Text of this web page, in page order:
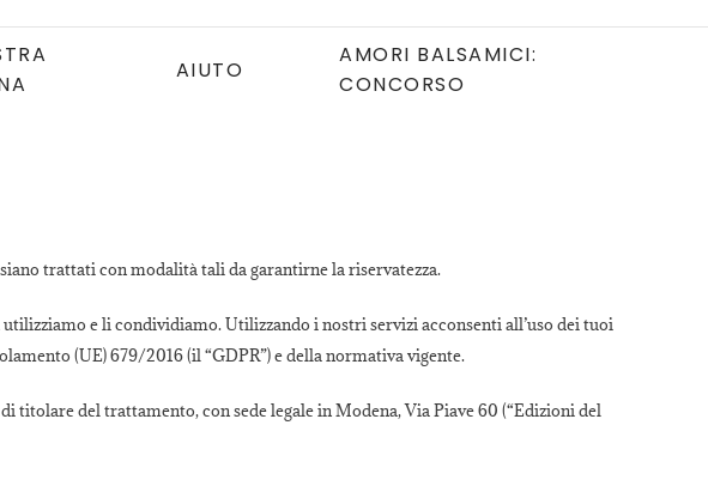
AIUTO
AMORI BALSAMICI:
CONCORSO
trattati con modalità tali da garantirne la riservatezza.
e li condividiamo. Utilizzando i nostri servizi acconsenti all’uso dei tuoi
(UE) 679/2016 (il “GDPR”) e della normativa vigente.
del trattamento, con sede legale in Modena, Via Piave 60 (“Edizioni del